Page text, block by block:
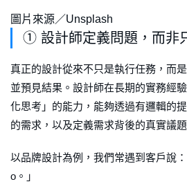
圖片來源／Unsplash
① 設計師定義問題，而非
真正的設計從來不只是執行任務，而
並預見結果。設計師在長期的實務經
化思考」的能力，能夠透過有邏輯的
的需求，以及定義需求背後的真實議題
以品牌設計為例，我們常遇到客戶說
o。」